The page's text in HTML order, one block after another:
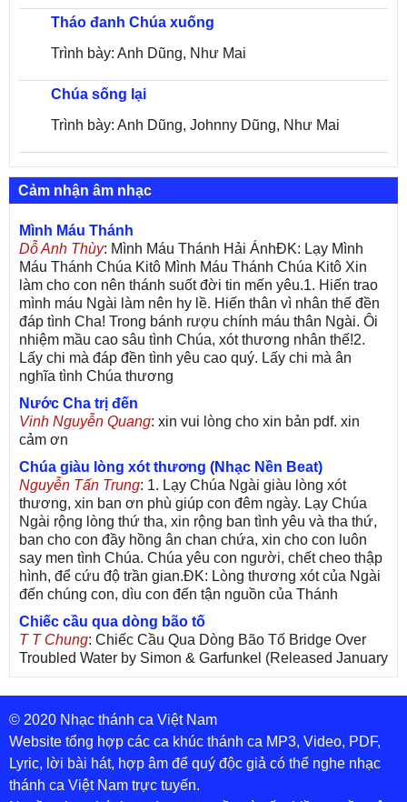
Tháo đanh Chúa xuống
Trình bày: Anh Dũng, Như Mai
Chúa sống lại
Trình bày: Anh Dũng, Johnny Dũng, Như Mai
Cảm nhận âm nhạc
Mình Máu Thánh
Dỗ Anh Thùy: Mình Máu Thánh Hải ÁnhĐK: Lạy Mình
Máu Thánh Chúa Kitô Mình Máu Thánh Chúa Kitô Xin
làm cho con nên thánh suốt đời tin mến yêu.1. Hiến trao
mình máu Ngài làm nên hy lề. Hiến thân vì nhân thế đền
đáp tình Cha! Trong bánh rượu chính máu thân Ngài. Ôi
nhiệm mầu cao sâu tình Chúa, xót thương nhân thế!2.
Lấy chi mà đáp đền tình yêu cao quý. Lấy chi mà ân
nghĩa tình Chúa thương
Nước Cha trị đến
Vinh Nguyễn Quang: xin vui lòng cho xin bản pdf. xin
cảm ơn
Chúa giàu lòng xót thương (Nhạc Nền Beat)
Nguyễn Tấn Trung: 1. Lạy Chúa Ngài giàu lòng xót
thương, xin ban ơn phù giúp con đêm ngày. Lạy Chúa
Ngài rộng lòng thứ tha, xin rộng ban tình yêu và tha thứ,
ban cho con đầy hồng ân chan chứa, xin cho con luôn
say men tình Chúa. Chúa yêu con người, chết cheo thập
hình, để cứu độ trần gian.ĐK: Lòng thương xót của Ngài
đến chúng con, dìu con đến tận nguồn của Thánh
Chiếc cầu qua dòng bão tố
T T Chung: Chiếc Cầu Qua Dòng Bão Tố Bridge Over
Troubled Water by Simon & Garfunkel (Released January
26, 1970) Lời Việt: Nhạc Sĩ Vũ Đức Nghiêm Trình Bày:
Chung Tử Lưu
De Colores! (Lời Việt)
Son Vu: Bài hát có lời chưa.Cám ơn
Bài ca dâng Mẹ
thuc : xin lòi bài hat ,bai ca dang me.gia ân
© 2020 Nhạc thánh ca Việt Nam
Website tổng hợp các ca khúc thánh ca MP3, Video, PDF,
Lyric, lời bài hát, hợp âm để quý độc giả có thể nghe nhạc
thánh ca Việt Nam trực tuyến.